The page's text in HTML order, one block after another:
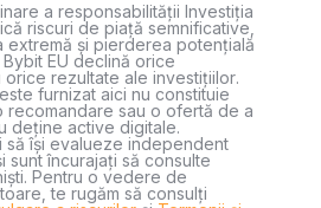
a responsabilității Investiția
riscuri de piață semnificative,
extremă și pierderea potențială
EU declină orice
rezultate ale investițiilor.
furnizat aici nu constituie
recomandare sau o ofertă de a
deține active digitale.
să își evalueze independent
sunt încurajați să consulte
Pentru o vedere de
te rugăm să consulți